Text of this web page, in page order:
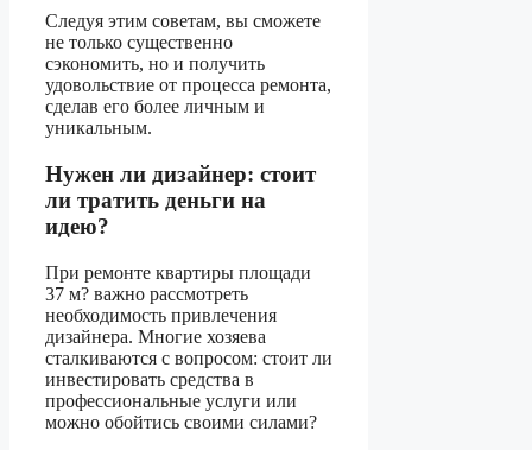
Следуя этим советам, вы сможете
не только существенно
сэкономить, но и получить
удовольствие от процесса ремонта,
сделав его более личным и
уникальным.
Нужен ли дизайнер: стоит
ли тратить деньги на
идею?
При ремонте квартиры площади
37 м? важно рассмотреть
необходимость привлечения
дизайнера. Многие хозяева
сталкиваются с вопросом: стоит ли
инвестировать средства в
профессиональные услуги или
можно обойтись своими силами?